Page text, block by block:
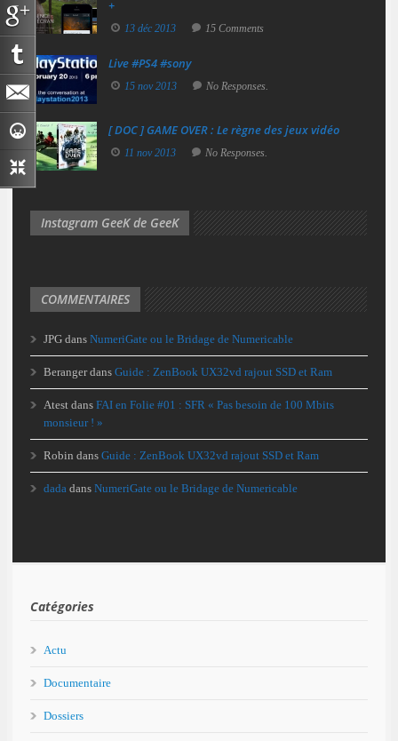
+
13 déc 2013 15 Comments
Live #PS4 #sony
15 nov 2013 No Responses.
[ DOC ] GAME OVER : Le règne des jeux vidéo
11 nov 2013 No Responses.
Instagram GeeK de GeeK
COMMENTAIRES
JPG dans NumeriGate ou le Bridage de Numericable
Berangerdans Guide : ZenBook UX32vd rajout SSD et Ram
Atest dans FAI en Folie #01 : SFR « Pas besoin de 100 Mbits
monsieur ! »
Robin dans Guide : ZenBook UX32vd rajout SSD et Ram
dada dans NumeriGate ou le Bridage de Numericable
Catégories
Actu
Documentaire
Dossiers